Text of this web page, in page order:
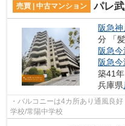
売買 | 中古マンション パレ武
阪急
分 「
阪急
阪急
築41
兵庫県
・バルコニーは4カ所あり通風良
学校/常陽中学校